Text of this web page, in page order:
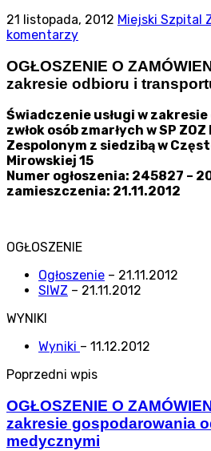
21 listopada, 2012 Miejski Szpital
komentarzy
OGŁOSZENIE O
zakresie odbioru i
Świadczenie usługi w
zwłok osób zmarłych w SP
Zespolonym z siedzibą w
Mirowskiej 15
Numer ogłoszenia: 245827 –
zamieszczenia: 21.11.2012
OGŁOSZENIE
Ogłoszenie – 21.11.2012
SIWZ – 21.11.2012
WYNIKI
Wyniki – 11.12.2012
Poprzedni wpis
OGŁOSZENIE O
zakresie gospodarowania
medycznymi